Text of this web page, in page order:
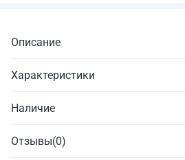
Описание
Характеристики
Наличие
Отзывы(0)